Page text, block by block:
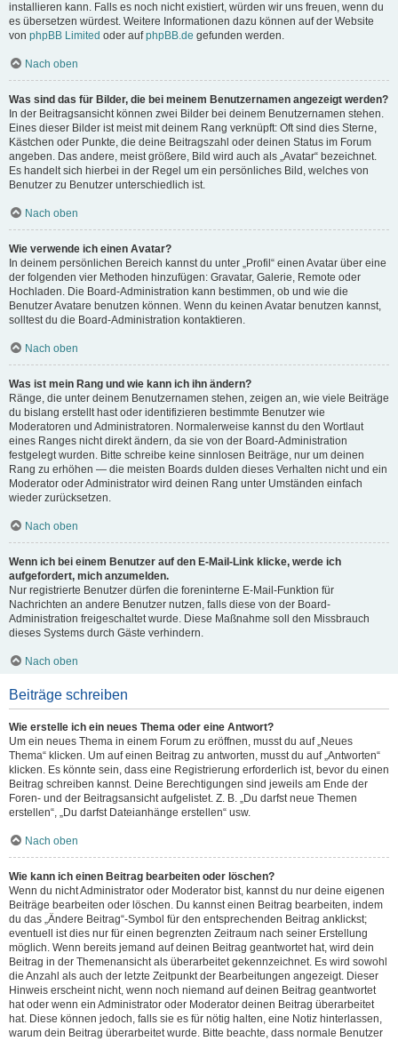
installieren kann. Falls es noch nicht existiert, würden wir uns freuen, wenn du
es übersetzen würdest. Weitere Informationen dazu können auf der Website
von phpBB Limited oder aufphpBB.de gefunden werden.
Nach oben
Was sind das für Bilder, die bei meinem Benutzernamen angezeigt werden?
In der Beitragsansicht können zwei Bilder bei deinem Benutzernamen stehen.
Eines dieser Bilder ist meist mit deinem Rang verknüpft: Oft sind dies Sterne,
Kästchen oder Punkte, die deine Beitragszahl oder deinen Status im Forum
angeben. Das andere, meist größere, Bild wird auch als „Avatar“ bezeichnet.
Es handelt sich hierbei in der Regel um ein persönliches Bild, welches von
Benutzer zu Benutzer unterschiedlich ist.
Nach oben
Wie verwende ich einen Avatar?
In deinem persönlichen Bereich kannst du unter „Profil“ einen Avatar über eine
der folgenden vier Methoden hinzufügen: Gravatar, Galerie, Remote oder
Hochladen. Die Board-Administration kann bestimmen, ob und wie die
Benutzer Avatare benutzen können. Wenn du keinen Avatar benutzen kannst,
solltest du die Board-Administration kontaktieren.
Nach oben
Was ist mein Rang und wie kann ich ihn ändern?
Ränge, die unter deinem Benutzernamen stehen, zeigen an, wie viele Beiträge
du bislang erstellt hast oder identifizieren bestimmte Benutzer wie
Moderatoren und Administratoren. Normalerweise kannst du den Wortlaut
eines Ranges nicht direkt ändern, da sie von der Board-Administration
festgelegt wurden. Bitte schreibe keine sinnlosen Beiträge, nur um deinen
Rang zu erhöhen — die meisten Boards dulden dieses Verhalten nicht und ein
Moderator oder Administrator wird deinen Rang unter Umständen einfach
wieder zurücksetzen.
Nach oben
Wenn ich bei einem Benutzer auf den E-Mail-Link klicke, werde ich
aufgefordert, mich anzumelden.
Nur registrierte Benutzer dürfen die foreninterne E-Mail-Funktion für
Nachrichten an andere Benutzer nutzen, falls diese von der Board-
Administration freigeschaltet wurde. Diese Maßnahme soll den Missbrauch
dieses Systems durch Gäste verhindern.
Nach oben
Beiträge schreiben
Wie erstelle ich ein neues Thema oder eine Antwort?
Um ein neues Thema in einem Forum zu eröffnen, musst du auf „Neues
Thema“ klicken. Um auf einen Beitrag zu antworten, musst du auf „Antworten“
klicken. Es könnte sein, dass eine Registrierung erforderlich ist, bevor du einen
Beitrag schreiben kannst. Deine Berechtigungen sind jeweils am Ende der
Foren- und der Beitragsansicht aufgelistet. Z. B. „Du darfst neue Themen
erstellen“, „Du darfst Dateianhänge erstellen“ usw.
Nach oben
Wie kann ich einen Beitrag bearbeiten oder löschen?
Wenn du nicht Administrator oder Moderator bist, kannst du nur deine eigenen
Beiträge bearbeiten oder löschen. Du kannst einen Beitrag bearbeiten, indem
du das „Ändere Beitrag“-Symbol für den entsprechenden Beitrag anklickst;
eventuell ist dies nur für einen begrenzten Zeitraum nach seiner Erstellung
möglich. Wenn bereits jemand auf deinen Beitrag geantwortet hat, wird dein
Beitrag in der Themenansicht als überarbeitet gekennzeichnet. Es wird sowohl
die Anzahl als auch der letzte Zeitpunkt der Bearbeitungen angezeigt. Dieser
Hinweis erscheint nicht, wenn noch niemand auf deinen Beitrag geantwortet
hat oder wenn ein Administrator oder Moderator deinen Beitrag überarbeitet
hat. Diese können jedoch, falls sie es für nötig halten, eine Notiz hinterlassen,
warum dein Beitrag überarbeitet wurde. Bitte beachte, dass normale Benutzer